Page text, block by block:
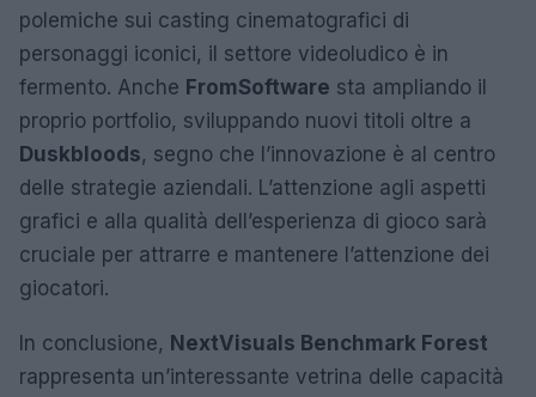
polemiche sui casting cinematografici di
personaggi iconici, il settore videoludico è in
fermento. Anche FromSoftware sta ampliando il
proprio portfolio, sviluppando nuovi titoli oltre a
Duskbloods, segno che l’innovazione è al centro
delle strategie aziendali. L’attenzione agli aspetti
grafici e alla qualità dell’esperienza di gioco sarà
cruciale per attrarre e mantenere l’attenzione dei
giocatori.
In conclusione, NextVisuals Benchmark Forest
rappresenta un’interessante vetrina delle capacità